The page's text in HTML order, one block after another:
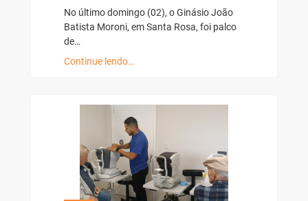
No último domingo (02), o Ginásio João
Batista Moroni, em Santa Rosa, foi palco
de…
Continue lendo…